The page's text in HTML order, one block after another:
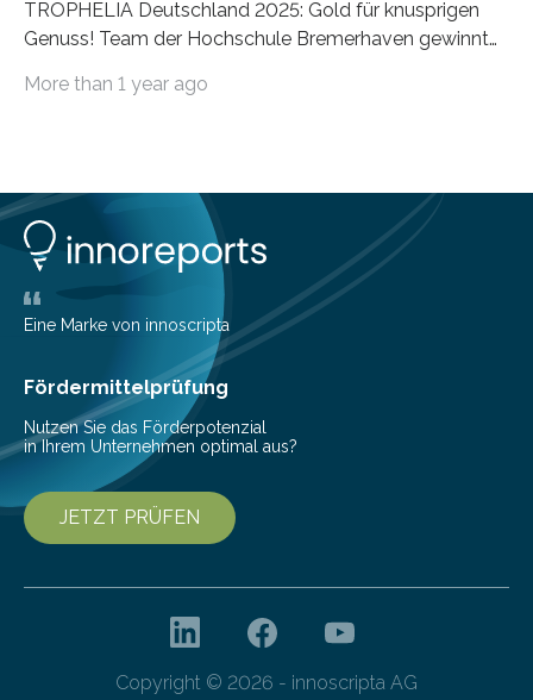
TROPHELIA Deutschland 2025: Gold für knusprigen
Genuss! Team der Hochschule Bremerhaven gewinnt
ECOTROPHELIAMit der Produktidee “Flexi-Nuggets”
Studierende der Lebensmittelwissenschaften und
wurde zum 16. Mal durch den Forschungskreis der
Ernährungsindustrie e. V. (FEI) ausgerichtet. “Flexi-
Nuggets” stehen für innovative Lebensmittel, die
Nachhaltigkeit und Genuss vereinen. Sie wurden von
den Studierenden der Lebensmitteltechnologie
Franziska Diebel, Pauline Hoffmann und Yusuf Toprak
entwickelt. Mit nur…
More than 1 year ago
Eine Marke von innoscripta
Fördermittelprüfung
Nutzen Sie das Förderpotenzial
in Ihrem Unternehmen optimal aus?
JETZT PRÜFEN
Copyright © 2026 - innoscripta AG